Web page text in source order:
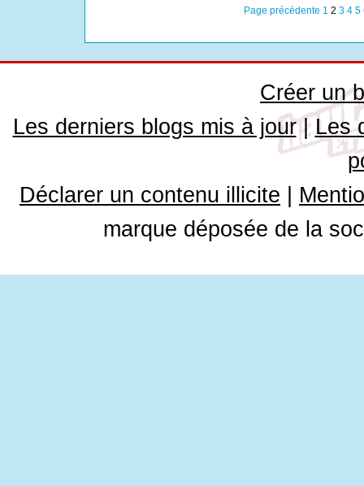
Page précédente 1 2 3 4 5
Créer un
Les derniers blogs mis à jour| Les
Déclarer un contenu illicite
marque déposée de la